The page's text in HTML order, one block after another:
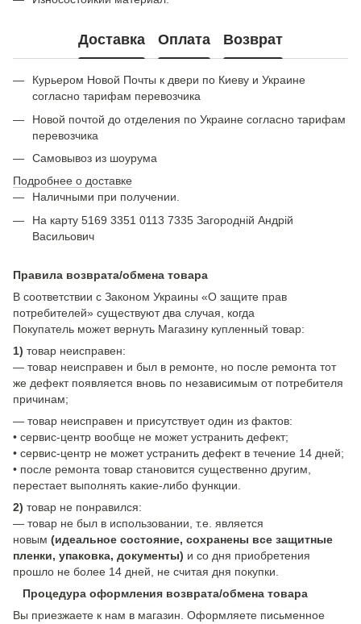
Доставка Оплата Возврат
Курьером Новой Почты к двери по Киеву и Украине
согласно тарифам перевозчика
Новой почтой до отделения по Украине согласно тарифам
перевозчика
Самовывоз из шоурума
Подробнее о доставке
Наличными при получении.
На карту 5169 3351 0113 7335 Загородній Андрій
Васильович
Правила возврата/обмена товара
В соответствии с Законом Украины «О защите прав
потребителей» существуют два случая, когда
Покупатель может вернуть Магазину купленный товар:
1) товар неисправен:
— товар неисправен и был в ремонте, но после ремонта тот
же дефект появляется вновь по независимым от потребителя
причинам;
— товар неисправен и присутствует один из фактов:
• сервис-центр вообще не может устранить дефект;
• сервис-центр не может устранить дефект в течение 14 дней;
• после ремонта товар становится существенно другим,
перестает выполнять какие-либо функции.
2) товар не понравился:
— товар не был в использовании, т.е. является
новым (идеальное состояние, сохранены все защитные
пленки, упаковка, документы) и со дня приобретения
прошло не более 14 дней, не считая дня покупки.
Процедура оформления возврата/обмена товара
Вы приезжаете к нам в магазин. Оформляете письменное